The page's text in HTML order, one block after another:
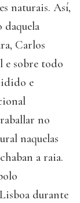
naturais. Así,
daquela
Carlos
e sobre todo
e
no
naquelas
a raia.
durante